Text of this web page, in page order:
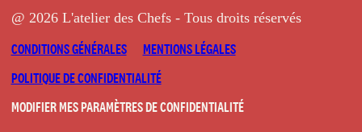
@ 2026 L'atelier des Chefs - Tous droits réservés
CONDITIONS GÉNÉRALES
MENTIONS LÉGALES
POLITIQUE DE CONFIDENTIALITÉ
MODIFIER MES PARAMÈTRES DE CONFIDENTIALITÉ